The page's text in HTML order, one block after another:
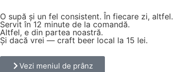
O supă și un fel consistent. În fiecare zi, altfel.
Servit în 12 minute de la comandă.
Altfel, e din partea noastră.
Și dacă vrei — craft beer local la 15 lei.
Vezi meniul de prânz